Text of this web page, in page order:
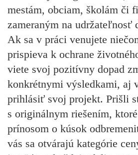
mestám, obciam, školám či
zameraným na udržateľnosť
Ak sa v práci venujete
prispieva k ochrane
viete svoj pozitívny dopad
konkrétnymi výsledkami, aj
prihlásiť svoj projekt. Prišli
s originálnym riešením,
prínosom o kúsok
vás sa otvárajú kategórie